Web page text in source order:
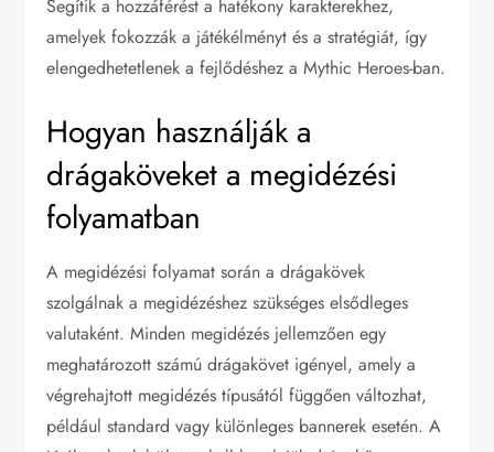
Segítik a hozzáférést a hatékony karakterekhez,
amelyek fokozzák a játékélményt és a stratégiát, így
elengedhetetlenek a fejlődéshez a Mythic Heroes-ban.
Hogyan használják a
drágaköveket a megidézési
folyamatban
A megidézési folyamat során a drágakövek
szolgálnak a megidézéshez szükséges elsődleges
valutaként. Minden megidézés jellemzően egy
meghatározott számú drágakövet igényel, amely a
végrehajtott megidézés típusától függően változhat,
például standard vagy különleges bannerek esetén. A